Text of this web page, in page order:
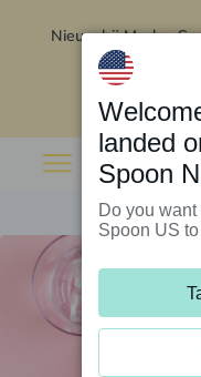
Nieuw bij Marley
landed
Spoon
Do you
Spoon US